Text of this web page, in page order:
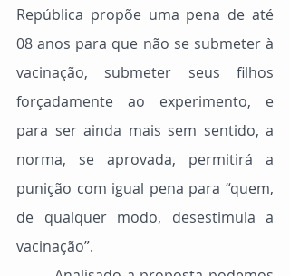
República propõe uma pena de até
08 anos para que não se submeter à
vacinação, submeter seus filhos
forçadamente ao experimento, e
para ser ainda mais sem sentido, a
norma, se aprovada, permitirá a
punição com igual pena para “quem,
de qualquer modo, desestimula a
vacinação”.